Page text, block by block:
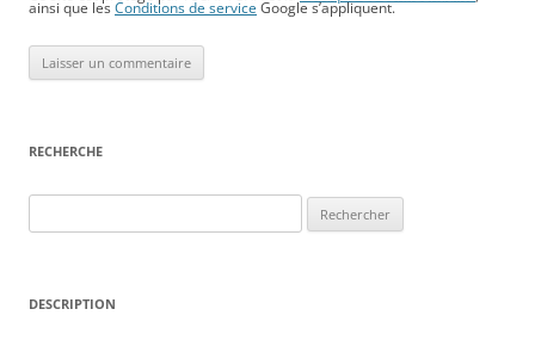
ainsi que lesConditions de service Google s’appliquent.
RECHERCHE
DESCRIPTION